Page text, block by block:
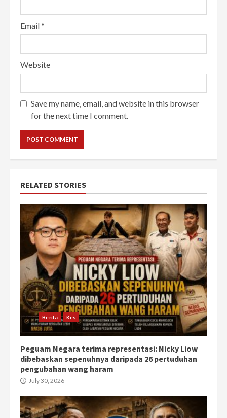
Email*
Website
Save my name, email, and website in this browser
for the next time I comment.
RELATED STORIES
Berita Kes
Peguam Negara terima representasi: Nicky Liow
dibebaskan sepenuhnya daripada 26 pertuduhan
pengubahan wang haram
July 30, 2026